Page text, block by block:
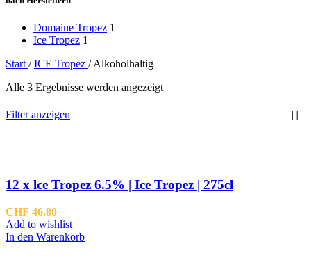
Domaine Tropez 1
Ice Tropez 1
Start / ICE Tropez / Alkoholhaltig
Alle 3 Ergebnisse werden angezeigt
Filter anzeigen
12 x lce Tropez 6.5% | Ice Tropez | 275cl
CHF 46.80
Add to wishlist
In den Warenkorb